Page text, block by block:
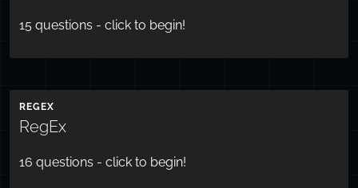
15 questions - click to begin!
REGEX
RegEx
16 questions - click to begin!